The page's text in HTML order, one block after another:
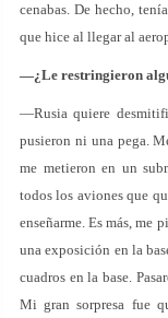
cenabas. De hecho,
que hice al llegar al
—¿Le restringieron
—Rusia quiere
pusieron ni una pega.
me metieron en un
todos los aviones que
enseñarme. Es más, me
una exposición en la
cuadros en la base.
Mi gran sorpresa fue